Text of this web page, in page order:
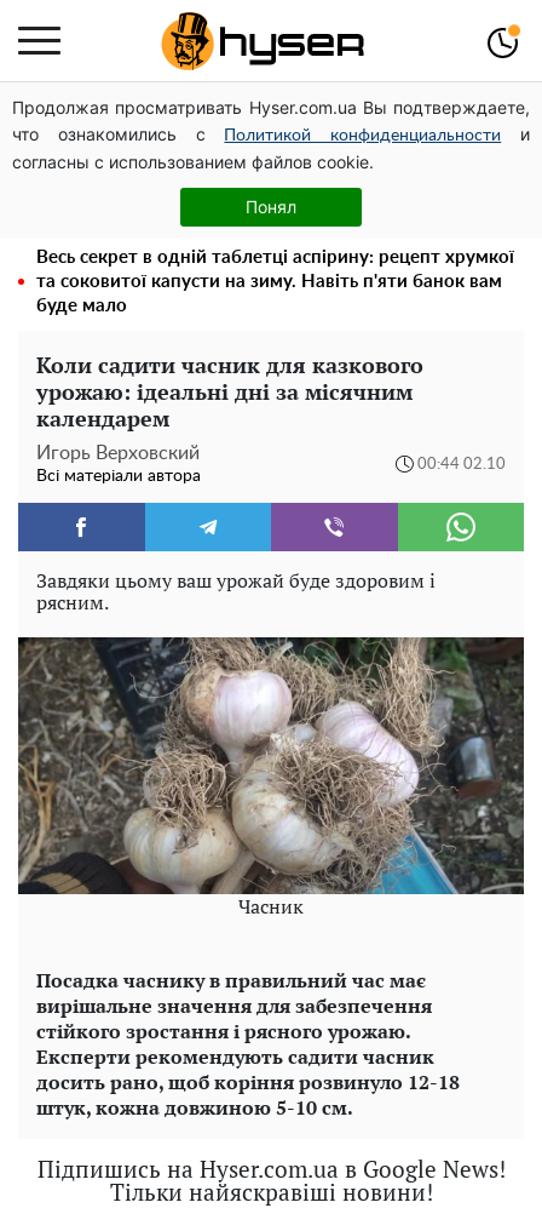
Продолжая просматривать Hyser.com.ua Вы подтверждаете,
что ознакомились с
Политикой конфиденциальности
и
согласны с использованием файлов cookie.
Понял
Дрони із націнкою: Олександр Конотопський вивів
мільйони оборонного бюджету через фіктивну фірму в
Естонії
Повністю гола Анна Трінчер блиснула "принадами":
таких розмірів ви ще не бачили
Весь секрет в одній таблетці аспірину: рецепт хрумкої
та соковитої капусти на зиму. Навіть п'яти банок вам
буде мало
Коли садити часник для казкового
урожаю: ідеальні дні за місячним
календарем
Игорь Верховский
Всі матеріали автора
00:44 02.10
Завдяки цьому ваш урожай буде здоровим і
рясним.
Часник
Посадка часнику в правильний час має
вирішальне значення для забезпечення
стійкого зростання і рясного урожаю.
Експерти рекомендують садити часник
досить рано, щоб коріння розвинуло 12-18
штук, кожна довжиною 5-10 см.
Підпишись на Hyser.com.ua в Google News!
Тільки найяскравіші новини!